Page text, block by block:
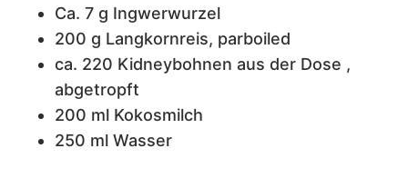
Ca. 7 g Ingwerwurzel
200 g Langkornreis, parboiled
ca. 220 Kidneybohnen aus der Dose ,
abgetropft
200 ml Kokosmilch
250 ml Wasser